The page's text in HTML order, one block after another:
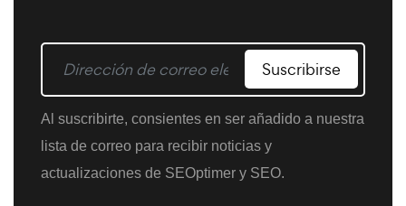
Suscribirse
Al suscribirte, consientes en ser añadido a nuestra
lista de correo para recibir noticias y
actualizaciones de SEOptimer y SEO.